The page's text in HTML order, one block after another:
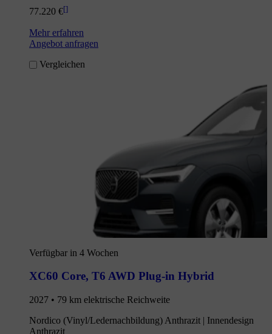
77.220 €[]
Mehr erfahren
Angebot anfragen
Vergleichen
Verfügbar in 4 Wochen
XC60 Core, T6 AWD Plug-in Hybrid
2027 • 79 km elektrische Reichweite
Nordico (Vinyl/Ledernachbildung) Anthrazit | Innendesign
Anthrazit